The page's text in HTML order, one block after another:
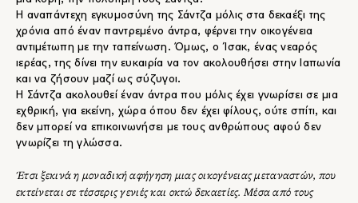
Η αναπάντεχη εγκυμοσύνη της Σάντζα μόλις στα δεκαέξι της
χρόνια από έναν παντρεμένο άντρα, φέρνει την οικογένεια
αντιμέτωπη με την ταπείνωση. Όμως, ο Ίσακ, ένας νεαρός
ιερέας, της δίνει την ευκαιρία να τον ακολουθήσει στην Ιαπωνία
και να ζήσουν μαζί ως σύζυγοι.
Η Σάντζα ακολουθεί έναν άντρα που μόλις έχει γνωρίσει σε μια
εχθρική, για εκείνη, χώρα όπου δεν έχει φίλους, ούτε σπίτι, και
δεν μπορεί να επικοινωνήσει με τους ανθρώπους αφού δεν
γνωρίζει τη γλώσσα.
Έτσι ξεκινά η μοναδική αφήγηση μιας οικογένειας μεταναστών, που
εκτείνεται σε τέσσερις γενιές και οκτώ δεκαετίες. Μέσα από τους